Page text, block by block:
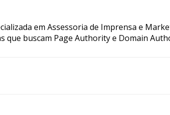
em Assessoria de Imprensa e
que buscam Page Authority e Domain